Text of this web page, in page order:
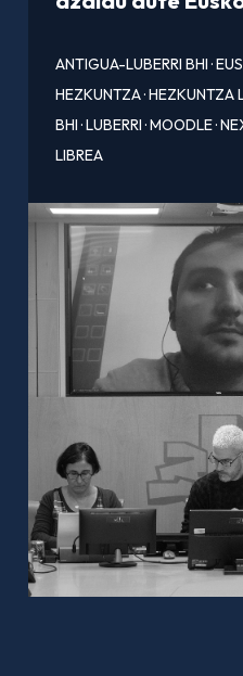
ANTIGUA-LUBERRI BHI·
HEZKUNTZA·HEZKUNTZA
BHI·LUBERRI·MOODLE·
LIBREA